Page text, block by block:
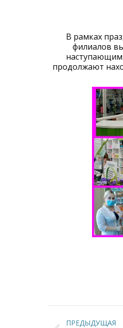
В рамках
филиалов
наступающим
продолжают
Навигация
ПРЕДЫДУЩАЯ